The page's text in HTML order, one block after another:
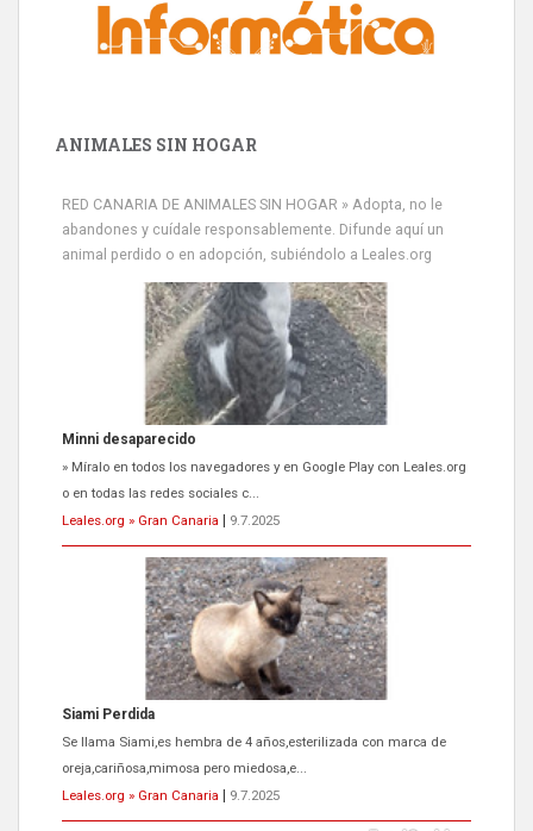
ANIMALES SIN HOGAR
RED CANARIA DE ANIMALES SIN HOGAR » Adopta, no le
abandones y cuídale responsablemente. Difunde aquí un
animal perdido o en adopción, subiéndolo a Leales.org
Siami Perdida
Se llama Siami,es hembra de 4 años,esterilizada con marca de
oreja,cariñosa,mimosa pero miedosa,e...
Leales.org » Gran Canaria
9.7.2025
ADOPCIÓN URGENTE GATA TEROR GRAN CANARIA
El ayuntamiento se va a llevar a Los Gatos callejeros de la zona los
próximos días, ella incluida...
Leales.org » Gran Canaria
9.7.2025